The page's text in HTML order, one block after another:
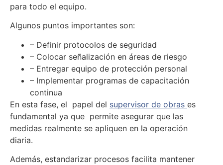
para todo el equipo.
Algunos puntos importantes son:
– Definir protocolos de seguridad
– Colocar señalización en áreas de riesgo
– Entregar equipo de protección personal
– Implementar programas de capacitación
continua
En esta fase, el papel del supervisor de obras es
fundamental ya que permite asegurar que las
medidas realmente se apliquen en la operación
diaria.
Además, estandarizar procesos facilita mantener